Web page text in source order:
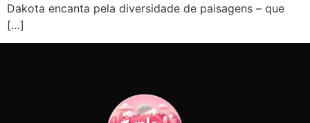
Dakota encanta pela diversidade de paisagens – que
[…]